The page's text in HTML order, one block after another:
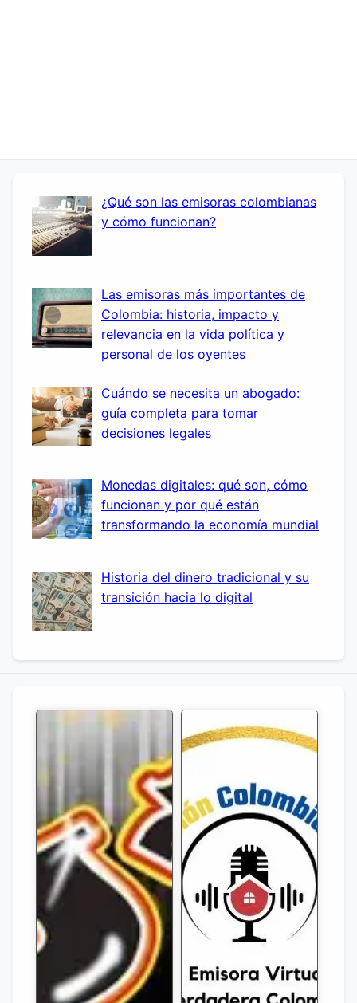
¿Qué son las emisoras colombianas
y cómo funcionan?
Las emisoras más importantes de
Colombia: historia, impacto y
relevancia en la vida política y
personal de los oyentes
Cuándo se necesita un abogado:
guía completa para tomar
decisiones legales
Monedas digitales: qué son, cómo
funcionan y por qué están
transformando la economía mundial
Historia del dinero tradicional y su
transición hacia lo digital